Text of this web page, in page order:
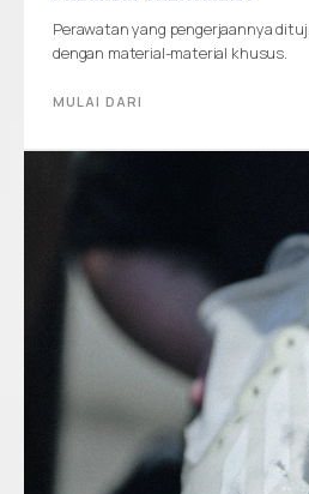
Perawatan yang pengerjaannya
dengan material-material khusus.
MULAI DARI